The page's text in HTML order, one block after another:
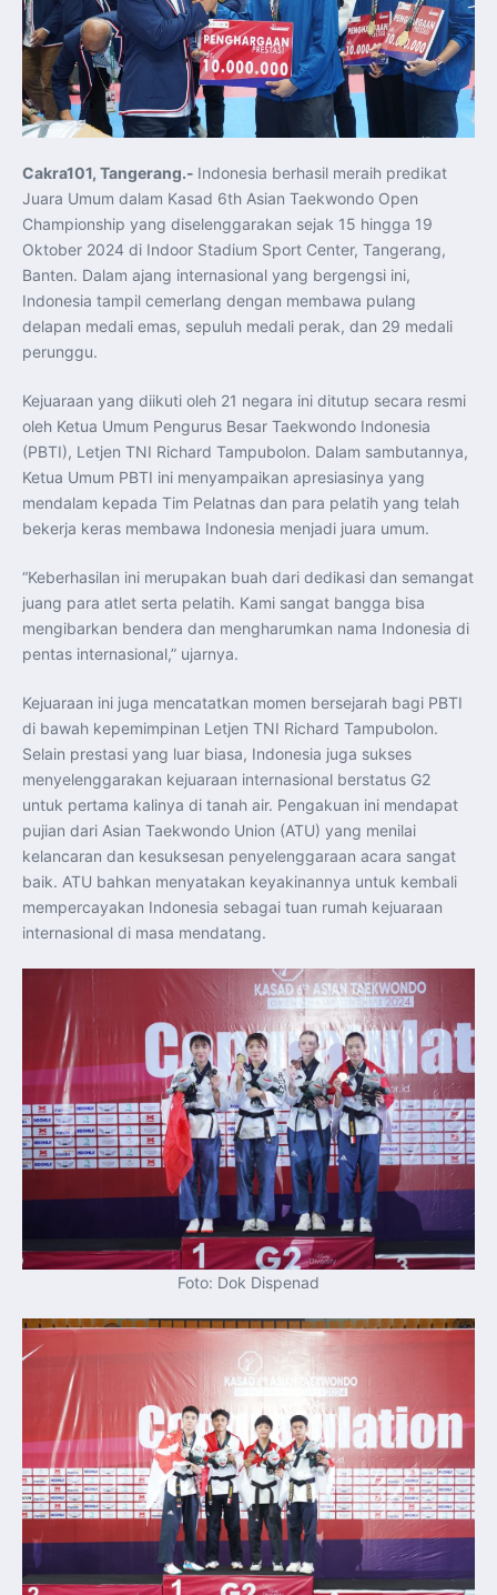
Koordinasi Jaga Stabilitas Keuangan dan Kepercayaan
Pasar
Presiden Prabowo Perkuat Sinergi Perguruan Tinggi dan
PT PAL untuk Majukan Industri Perkapalan Nasional
KASAL dan Panglima Armada Pasifik Rusia Resmi Buka
Latma ORRUDA 2026
T-50i Golden Eagle TNI AU Meriahkan Pitch Black Mindil
Beach Flying Display 2026
Indonesia dan Turki Sepakati Joint Action Plan 2026–
Balai Vokasi
TNI AU Tingkatkan Kemampuan Personel melalui
Pelatihan Signal Radio untuk Misi Pertahanan Udara dan
Menkeu Purbaya Instruksikan Penyelarasan Aturan KEK
untuk Perkuat Daya Saing Industri Dalam Negeri
Mentan Amran Pacu Produksi Gula Nasional, Target
Swasembada Gula Putih Dua Tahun dan Tembus 3 Juta
Ton
Menlu Sugiono Tekankan Inovasi sebagai Kunci
Penguatan Kerja Sama Konkret ASEAN Plus Three
Kesiapan Tempur Penerbang TNI AU
Menlu Sugiono: “Kekuatan Ekonomi ASEAN-RRT Harus
Menjadi Penopang Stabilitas Kawasan”
ASEAN dan Amerika Serikat Perkuat Kemitraan untuk
Jaga Stabilitas Kawasan dan Dorong Pertumbuhan
Ekonomi
Presiden Prabowo Terima Direktur FBI, Indonesia dan AS
Perkuat Kerja Sama Repatriasi Artefak Budaya
Menteri PKP dan Ketua DEN Perkuat Kolaborasi
Teknologi, Data, dan Pembiayaan Demi Percepatan
Pendaftaran MagangHub Angkatan II Batch 1 Dibuka
hingga 28 Juli 2026, Kesempatan Raih Pengalaman Kerja
dan Sertifikasi Kompetensi
KASAU Bekali 154 Perwira Remaja AAU 2026, Tekankan
Integritas dan Profesionalisme sebagai Bekal
Pengabdian
Menlu Sugiono Dorong Kemitraan ASEAN–Inggris yang
Indonesia Dorong ASEAN dan Uni Eropa Perkuat
Stabilitas Global melalui Kemitraan Strategis
Menlu RI Dorong Kemitraan Ekonomi ASEAN–Korea
Selatan untuk Perkuat Ketahanan Kawasan
Kemitraan ASEAN–Kanada Perkuat Ketahanan Ekonomi,
Pangan, dan Energi Kawasan
ASEAN dan India Perkuat Ketahanan Kawasan lewat
Kerja Sama Maritim, Ekonomi, dan Kesehatan
BI Pertahankan BI-Rate 5,75 Persen untuk Jaga
Stabilitas dan Dukung Pertumbuhan Ekonomi
Kepala BGN Sudaryono Tegaskan Komitmen Perkuat
Transparansi dan Akuntabilitas Program Makan Bergizi
Gratis
Cakra101, Tangerang.- Indonesia berhasil meraih predikat
Juara Umum dalam Kasad 6th Asian Taekwondo Open
Championship yang diselenggarakan sejak 15 hingga 19
Oktober 2024 di Indoor Stadium Sport Center, Tangerang,
Banten. Dalam ajang internasional yang bergengsi ini,
Indonesia tampil cemerlang dengan membawa pulang
delapan medali emas, sepuluh medali perak, dan 29 medali
perunggu.
Kejuaraan yang diikuti oleh 21 negara ini ditutup secara resmi
oleh Ketua Umum Pengurus Besar Taekwondo Indonesia
(PBTI), Letjen TNI Richard Tampubolon. Dalam sambutannya,
Ketua Umum PBTI ini menyampaikan apresiasinya yang
mendalam kepada Tim Pelatnas dan para pelatih yang telah
bekerja keras membawa Indonesia menjadi juara umum.
“Keberhasilan ini merupakan buah dari dedikasi dan semangat
juang para atlet serta pelatih. Kami sangat bangga bisa
mengibarkan bendera dan mengharumkan nama Indonesia di
pentas internasional,” ujarnya.
Kejuaraan ini juga mencatatkan momen bersejarah bagi PBTI
di bawah kepemimpinan Letjen TNI Richard Tampubolon.
Selain prestasi yang luar biasa, Indonesia juga sukses
menyelenggarakan kejuaraan internasional berstatus G2
untuk pertama kalinya di tanah air. Pengakuan ini mendapat
pujian dari Asian Taekwondo Union (ATU) yang menilai
kelancaran dan kesuksesan penyelenggaraan acara sangat
baik. ATU bahkan menyatakan keyakinannya untuk kembali
mempercayakan Indonesia sebagai tuan rumah kejuaraan
internasional di masa mendatang.
Foto: Dok Dispenad